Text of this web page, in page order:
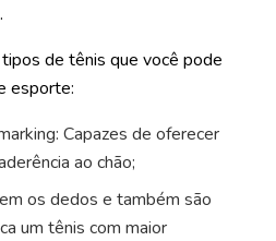
de tênis que você pode
esporte:
Capazes de oferecer
ao chão;
os dedos e também são
um tênis com maior